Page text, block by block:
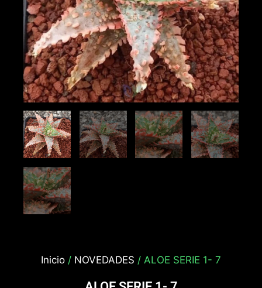
Inicio / NOVEDADES / ALOE SERIE 1- 7